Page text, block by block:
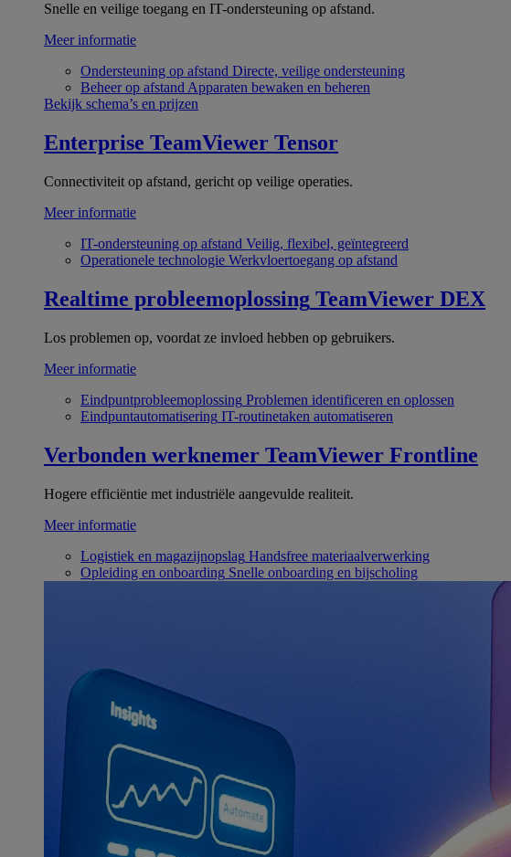
Snelle en veilige toegang en IT-ondersteuning op afstand.
Meer informatie
Ondersteuning op afstand Directe, veilige ondersteuning
Beheer op afstand Apparaten bewaken en beheren
Bekijk schema’s en prijzen
Enterprise TeamViewer Tensor
Connectiviteit op afstand, gericht op veilige operaties.
Meer informatie
IT-ondersteuning op afstand Veilig, flexibel, geïntegreerd
Operationele technologie Werkvloertoegang op afstand
Realtime probleemoplossing TeamViewer DEX
Los problemen op, voordat ze invloed hebben op gebruikers.
Meer informatie
Eindpuntprobleemoplossing Problemen identificeren en oplossen
Eindpuntautomatisering IT-routinetaken automatiseren
Verbonden werknemer TeamViewer Frontline
Hogere efficiëntie met industriële aangevulde realiteit.
Meer informatie
Logistiek en magazijnopslag Handsfree materiaalverwerking
Opleiding en onboarding Snelle onboarding en bijscholing